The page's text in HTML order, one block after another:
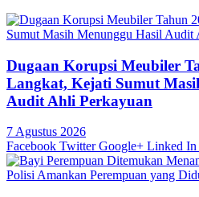
Dugaan Korupsi Meubiler
Langkat, Kejati Sumut
Audit Ahli Perkayuan
7 Agustus 2026
Facebook Twitter Google+ Linked In